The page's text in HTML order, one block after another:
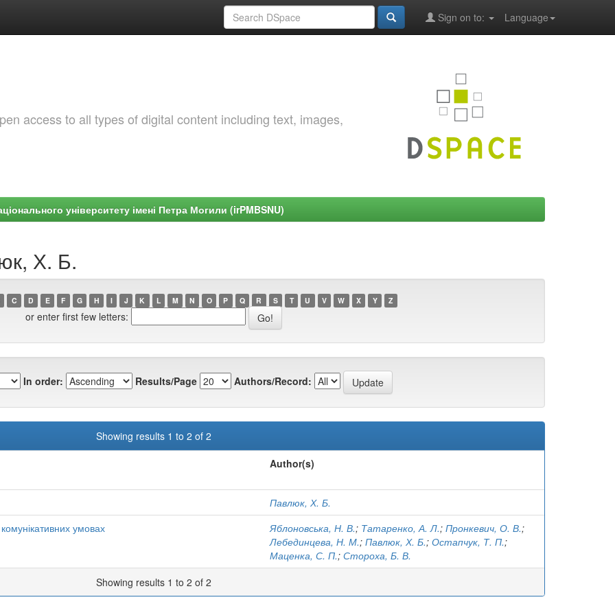
Language
Sign on to:
access to all types of digital content including text, images,
університету імені Петра Могили (irPMBSNU)
Х. Б.
C D E F G H I J K L M N O P Q R S T U V W X Y Z
or enter first few letters:
In order: Results/Page Authors/Record:
Showing results 1 to 2 of 2
Author(s)
Павлюк, Х. Б.
умовах Яблоновська, Н. В.; Татаренко, А. Л.; Пронкевич, О. В.;
Лебединцева, Н. М.; Павлюк, Х. Б.; Остапчук, Т. П.;
Маценка, С. П.; Стороха, Б. В.
Showing results 1 to 2 of 2